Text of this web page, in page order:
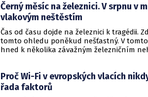
rámci pravidelného vlakového provozu.
úsecích se totiž počítá s tím, že Pendolino
což je dosavadní traťové maximum v České
Černý měsíc na železnici. V srpnu v
vlakovým neštěstím
Čas od času dojde na železnici k tragédii.
tomto ohledu poněkud nešťastný. V
hned k několika závažným železničním
Proč Wi-Fi v evropských vlacích
řada faktorů